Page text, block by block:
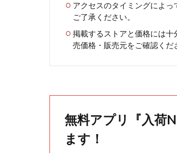
アクセスのタイミングによ
ご了承ください。
掲載するストアと価格には
売価格・販売元をご確認くだ
無料アプリ『入荷
ます！